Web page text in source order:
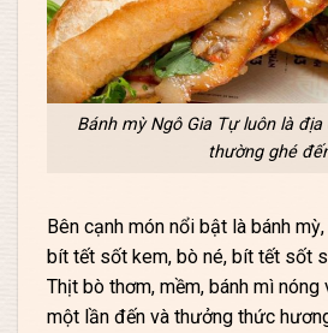
Bánh mỳ Ngô Gia Tự luôn là
thường ghé
Bên cạnh món nổi bật là bánh
bít tết sốt kem, bò né, bít tết sốt
Thịt bò thơm, mềm, bánh mì nóng
một lần đến và thưởng thức